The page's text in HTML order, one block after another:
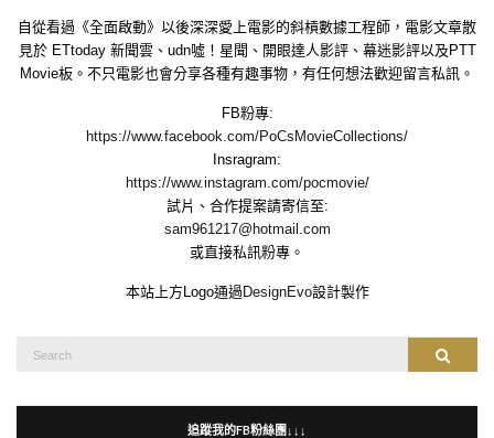
自從看過《全面啟動》以後深深愛上電影的斜槓數據工程師，電影文章散
見於 ETtoday 新聞雲、udn噓！星聞、開眼達人影評、幕迷影評以及PTT
Movie板。不只電影也會分享各種有趣事物，有任何想法歡迎留言私訊。
FB粉專:
https://www.facebook.com/PoCsMovieCollections/
Insragram:
https://www.instagram.com/pocmovie/
試片、合作提案請寄信至:
sam961217@hotmail.com
或直接私訊粉專。
本站上方Logo通過DesignEvo設計製作
Search
追蹤我的FB粉絲團↓↓↓